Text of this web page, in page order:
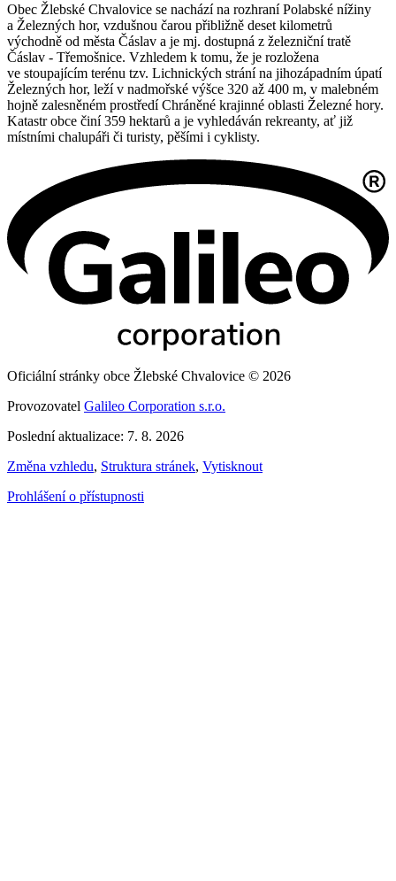
Obec Žlebské Chvalovice se nachází na rozhraní Polabské nížiny
a Železných hor, vzdušnou čarou přibližně deset kilometrů
východně od města Čáslav a je mj. dostupná z železniční tratě
Čáslav - Třemošnice. Vzhledem k tomu, že je rozložena
ve stoupajícím terénu tzv. Lichnických strání na jihozápadním úpatí
Železných hor, leží v nadmořské výšce 320 až 400 m, v malebném
hojně zalesněném prostředí Chráněné krajinné oblasti Železné hory.
Katastr obce činí 359 hektarů a je vyhledáván rekreanty, ať již
místními chalupáři či turisty, pěšími i cyklisty.
Oficiální stránky obce Žlebské Chvalovice © 2026
Provozovatel Galileo Corporation s.r.o.
Poslední aktualizace: 7. 8. 2026
Změna vzhledu, Struktura stránek, Vytisknout
Prohlášení o přístupnosti